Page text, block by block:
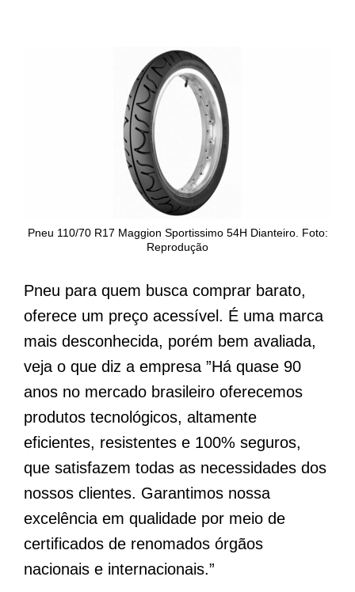
Pneu 110/70 R17 Maggion Sportissimo 54H Dianteiro. Foto:
Reprodução
Pneu para quem busca comprar barato,
oferece um preço acessível. É uma marca
mais desconhecida, porém bem avaliada,
veja o que diz a empresa ”Há quase 90
anos no mercado brasileiro oferecemos
produtos tecnológicos, altamente
eficientes, resistentes e 100% seguros,
que satisfazem todas as necessidades dos
nossos clientes. Garantimos nossa
excelência em qualidade por meio de
certificados de renomados órgãos
nacionais e internacionais.”